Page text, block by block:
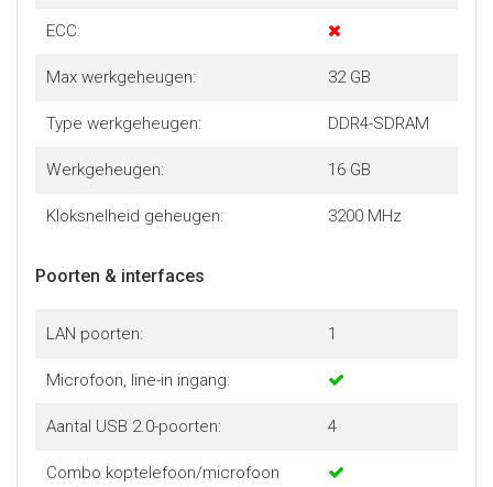
ECC:
Max werkgeheugen: 32 GB
Type werkgeheugen: DDR4-SDRAM
Werkgeheugen: 16 GB
Kloksnelheid geheugen: 3200 MHz
Poorten & interfaces
LAN poorten: 1
Microfoon, line-in ingang:
Aantal USB 2.0-poorten: 4
Combo koptelefoon/microfoon